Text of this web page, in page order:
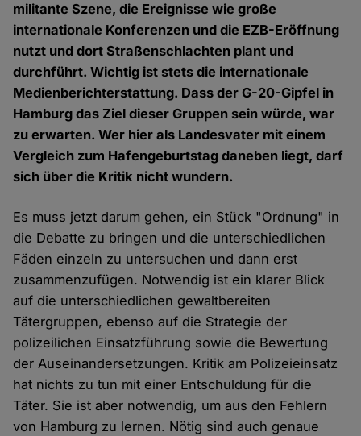
militante Szene, die Ereignisse wie große
internationale Konferenzen und die EZB-Eröffnung
nutzt und dort Straßenschlachten plant und
durchführt. Wichtig ist stets die internationale
Medienberichterstattung. Dass der G-20-Gipfel in
Hamburg das Ziel dieser Gruppen sein würde, war
zu erwarten. Wer hier als Landesvater mit einem
Vergleich zum Hafengeburtstag daneben liegt, darf
sich über die Kritik nicht wundern.
Es muss jetzt darum gehen, ein Stück "Ordnung" in
die Debatte zu bringen und die unterschiedlichen
Fäden einzeln zu untersuchen und dann erst
zusammenzufügen. Notwendig ist ein klarer Blick
auf die unterschiedlichen gewaltbereiten
Tätergruppen, ebenso auf die Strategie der
polizeilichen Einsatzführung sowie die Bewertung
der Auseinandersetzungen. Kritik am Polizeieinsatz
hat nichts zu tun mit einer Entschuldung für die
Täter. Sie ist aber notwendig, um aus den Fehlern
von Hamburg zu lernen. Nötig sind auch genaue